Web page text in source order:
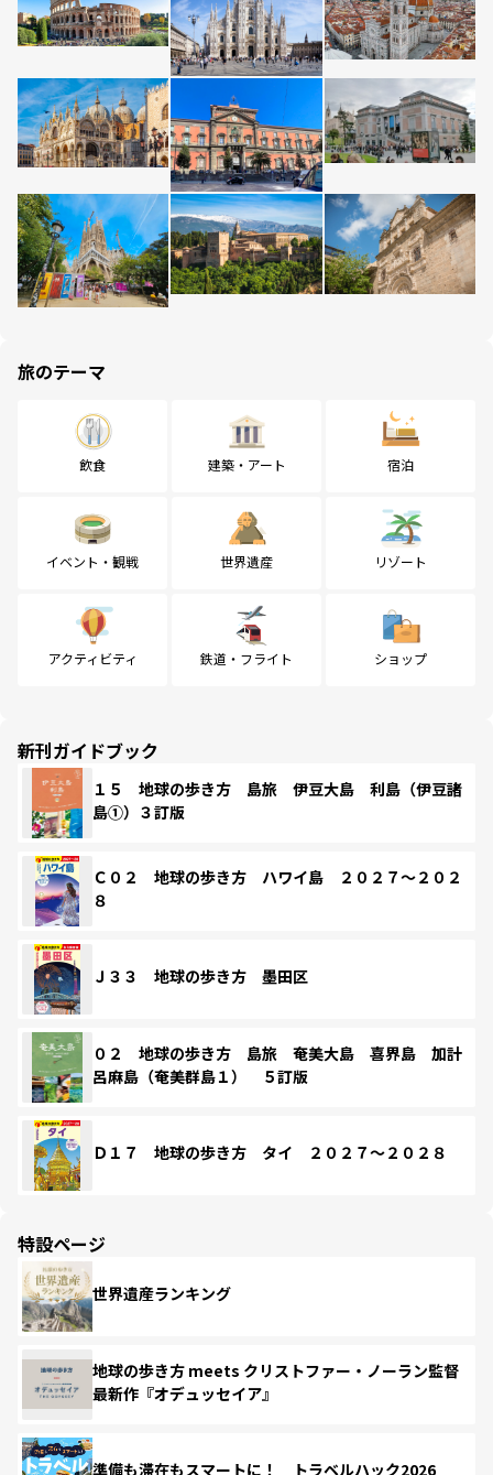
旅のテーマ
飲食 建築・アート 宿泊
イベント・観戦 世界遺産 リゾート
アクティビティ 鉄道・フライト ショップ
新刊ガイドブック
１５ 地球の歩き方 島旅 伊豆大島 利島（伊豆諸
島①）３訂版
Ｃ０２ 地球の歩き方 ハワイ島 ２０２７～２０２
８
Ｊ３３ 地球の歩き方 墨田区
０２ 地球の歩き方 島旅 奄美大島 喜界島 加計
呂麻島（奄美群島１） ５訂版
Ｄ１７ 地球の歩き方 タイ ２０２７～２０２８
特設ページ
世界遺産ランキング
地球の歩き方 meets クリストファー・ノーラン監督
最新作『オデュッセイア』
準備も滞在もスマートに！ トラベルハック2026